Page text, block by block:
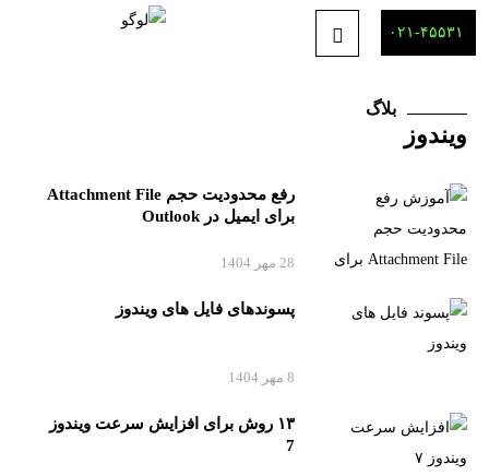
۰۲۱-۴۵۵۳۱
بلاگ
ویندوز
رفع محدودیت حجم Attachment File
برای ایمیل در Outlook
28 مهر 1404
پسوندهای فایل های ویندوز
8 مهر 1404
۱۳ روش برای افزایش سرعت ویندوز
7